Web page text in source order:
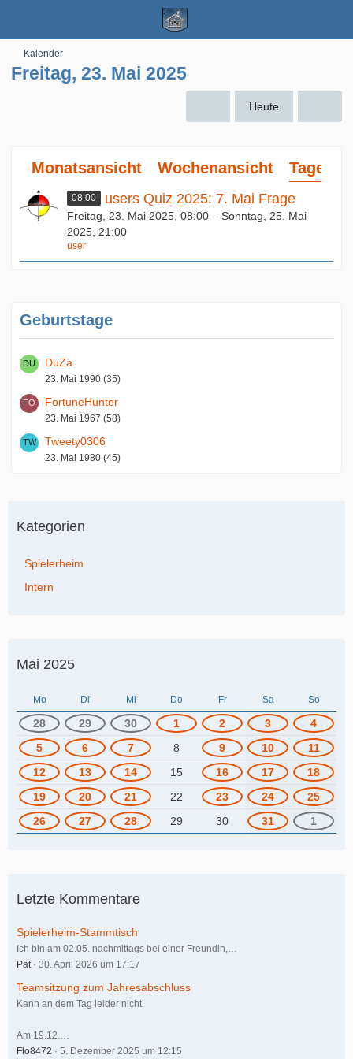
Kalender
Freitag, 23. Mai 2025
Heute
Monatsansicht Wochenansicht
08:00 users Quiz 2025: 7. Mai Frage
Freitag, 23. Mai 2025, 08:00 – Sonntag, 25. Mai
2025, 21:00
user
Geburtstage
DuZa
23. Mai 1990 (35)
FortuneHunter
23. Mai 1967 (58)
Tweety0306
23. Mai 1980 (45)
Kategorien
Spielerheim
Intern
Mai 2025
Mo Di Mi Do Fr Sa So
28 29 30 1 2 3
4
5
6 7 8 9 10
11
12
13 14 15 16 17
18
19
20 21 22 23 24
25
26
27 28 29 30 31 1
Letzte Kommentare
Spielerheim-Stammtisch
Ich bin am 02.05. nachmittags bei einer Freundin,…
Pat
30. April 2026 um 17:17
Teamsitzung zum Jahresabschluss
Kann an dem Tag leider nicht.
Am 19.12.…
Flo8472
5. Dezember 2025 um 12:15